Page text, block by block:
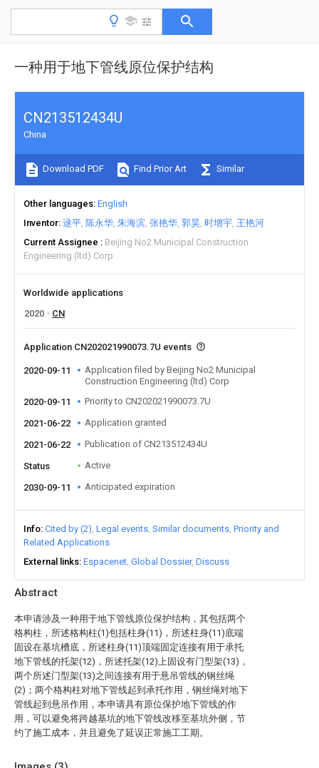
一种用于地下管线原位保护结构
Abstract
本申请涉及一种用于地下管线原位保护结构，其包括两个
格构柱，所述格构柱(1)包括柱身(11)，所述柱身(11)底端
固设在基坑槽底，所述柱身(11)顶端固定连接有用于承托
地下管线的托架(12)，所述托架(12)上固设有门型架(13)，
两个所述门型架(13)之间连接有用于悬吊管线的钢丝绳
(2)；两个格构柱对地下管线起到承托作用，钢丝绳对地下
管线起到悬吊作用，本申请具有原位保护地下管线的作
用，可以避免将跨越基坑的地下管线改移至基坑外侧，节
约了施工成本，并且避免了延误正常施工工期。
CN213512434U
China
Download PDF Find Prior Art Similar
Other languages English
Inventor 逯平 陈永华 朱海滨 张艳华 郭昊 时增宇 王艳河
Current Assignee
Beijing No2 Municipal Construction
Engineering (ltd) Corp
Worldwide applications
2020
CN
Application CN202021990073.7U events
2020-09-11
Application filed by Beijing No2 Municipal
Construction Engineering (ltd) Corp
2020-09-11
Priority to CN202021990073.7U
2021-06-22 Application granted
2021-06-22 Publication of CN213512434U
Status Active
2030-09-11 Anticipated expiration
Info Cited by (2) Legal events Similar documents Priority and
Related Applications
External links Espacenet Global Dossier Discuss